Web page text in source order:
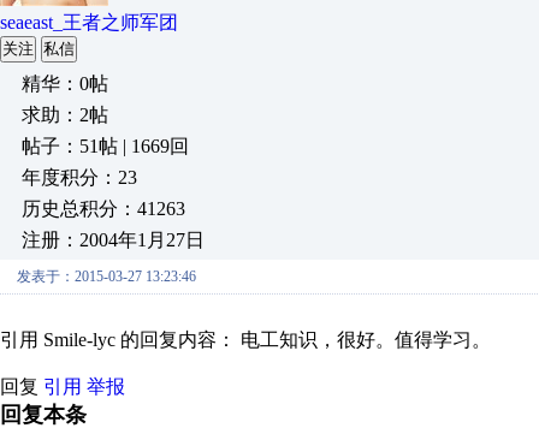
seaeast_王者之师军团
关注 私信
精华：0帖
求助：2帖
帖子：51帖 | 1669回
年度积分：23
历史总积分：41263
注册：2004年1月27日
发表于：2015-03-27 13:23:46
引用 Smile-lyc 的回复内容： 电工知识，很好。值得学习。
回复 引用 举报
回复本条